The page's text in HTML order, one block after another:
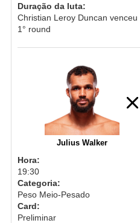
Duração da luta:
Christian Leroy Duncan
1° round
Julius Walker
Hora:
19:30
Categoria:
Peso Meio-Pesado
Card:
Preliminar